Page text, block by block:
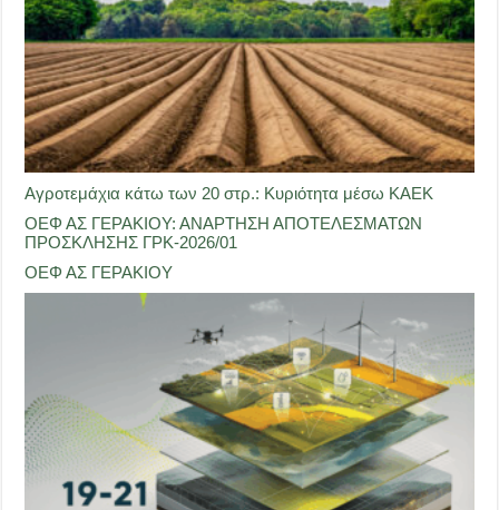
Αγροτεμάχια κάτω των 20 στρ.: Κυριότητα μέσω ΚΑΕΚ
ΟΕΦ ΑΣ ΓΕΡΑΚΙΟΥ: ΑΝΑΡΤΗΣΗ ΑΠΟΤΕΛΕΣΜΑΤΩΝ
ΠΡΟΣΚΛΗΣΗΣ ΓΡΚ-2026/01
ΟΕΦ ΑΣ ΓΕΡΑΚΙΟΥ